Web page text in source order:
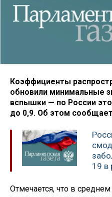
Коэффициенты
обновили минимальные
вспышки — по России
до 0,9. Об этом
19 в
Отмечается, что в